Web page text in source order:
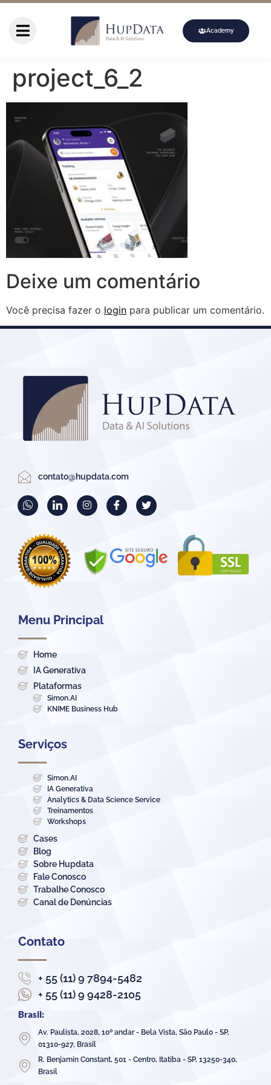
Academy
project_6_2
Deixe um comentário
Você precisa fazer o login para publicar um comentário.
contato@hupdata.com
Menu Principal
Home
IA Generativa
Plataformas
Simon.AI
KNIME Business Hub
Serviços
Simon.AI
IA Generativa
Analytics & Data Science Service
Treinamentos
Workshops
Cases
Blog
Sobre Hupdata
Fale Conosco
Trabalhe Conosco
Canal de Denúncias
Contato
+ 55 (11) 9 7894-5482
+ 55 (11) 9 9428-2105
Brasil:
Av. Paulista, 2028, 10º andar - Bela Vista, São Paulo - SP,
01310-927, Brasil
R. Benjamin Constant, 501 - Centro, Itatiba - SP, 13250-340,
Brasil